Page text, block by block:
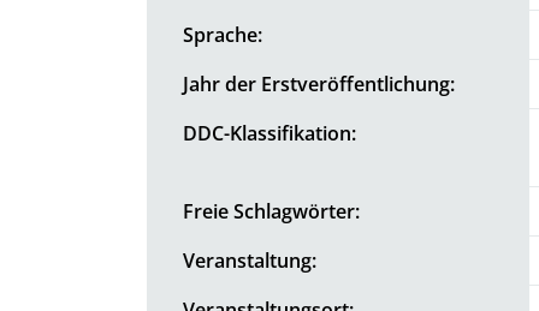
Sprache:
Jahr der Erstveröffentlichung:
DDC-Klassifikation:
Freie Schlagwörter:
Veranstaltung: